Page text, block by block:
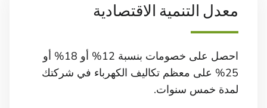
معدل التنمية الاقتصادية
احصل على خصومات بنسبة 12% أو 18% أو
25% على معظم تكاليف الكهرباء في شركتك
لمدة خمس سنوات.